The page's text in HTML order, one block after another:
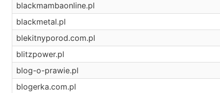
blackmambaonline.pl
blackmetal.pl
blekitnyporod.com.pl
blitzpower.pl
blog-o-prawie.pl
blogerka.com.pl